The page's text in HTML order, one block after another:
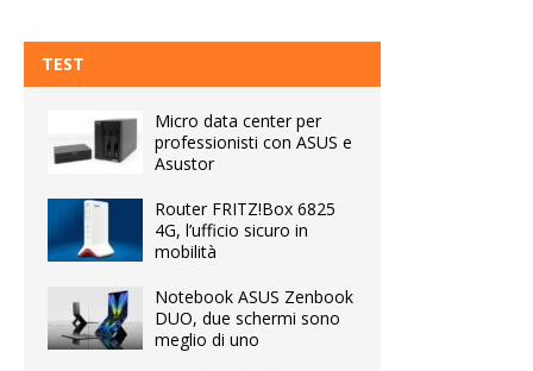
TEST
Micro data center per
professionisti con ASUS e
Asustor
Router FRITZ!Box 6825
4G, l’ufficio sicuro in
mobilità
Notebook ASUS Zenbook
DUO, due schermi sono
meglio di uno